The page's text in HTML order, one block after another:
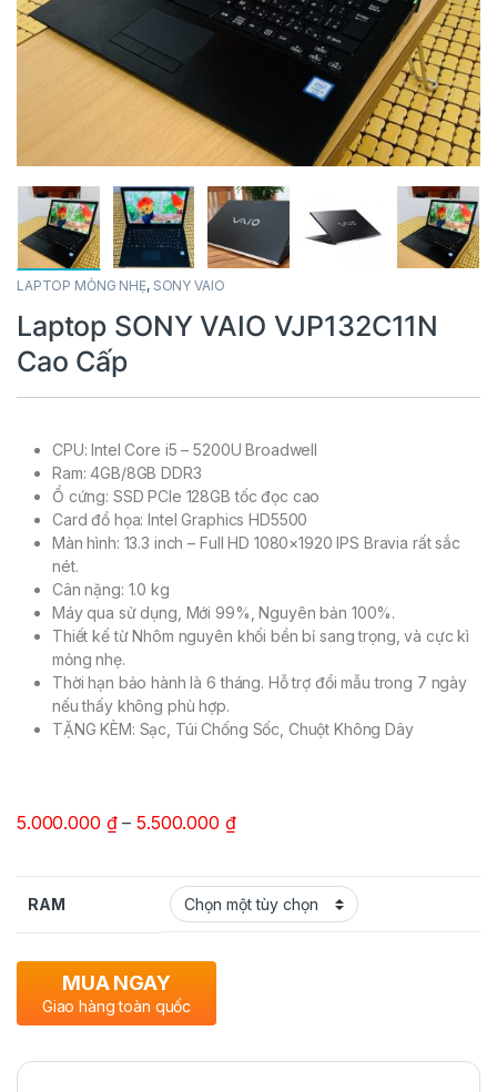
LAPTOP MỎNG NHẸ, SONY VAIO
Laptop SONY VAIO VJP132C11N
Cao Cấp
CPU: Intel Core i5 – 5200U Broadwell
Ram: 4GB/8GB DDR3
Ổ cứng: SSD PCIe 128GB tốc đọc cao
Card đồ họa: Intel Graphics HD5500
Màn hình: 13.3 inch – Full HD 1080×1920 IPS Bravia rất sắc
nét.
Cân nặng: 1.0 kg
Máy qua sử dụng, Mới 99%, Nguyên bản 100%.
Thiết kế từ Nhôm nguyên khối bền bỉ sang trọng, và cực kì
mỏng nhẹ.
Thời hạn bảo hành là 6 tháng. Hỗ trợ đổi mẫu trong 7 ngày
nếu thấy không phù hợp.
TẶNG KÈM: Sạc, Túi Chống Sốc, Chuột Không Dây
5.000.000 ₫–5.500.000 ₫
RAM
MUA NGAY
Giao hàng toàn quốc